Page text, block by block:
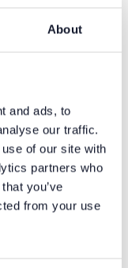
About
and ads, to
our traffic.
of our site with
partners who
you’ve
from your use
verwendet
und CO-Melder